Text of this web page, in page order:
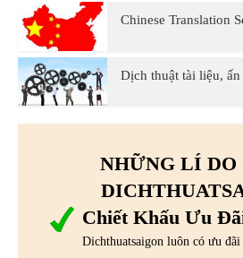
Chinese Translation
Dịch thuật tài liệu,
NHỮNG LÍ DO
Chiết Khấu Ưu
Dichthuatsaigon luôn có ưu